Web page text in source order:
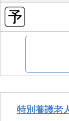
特別養護老